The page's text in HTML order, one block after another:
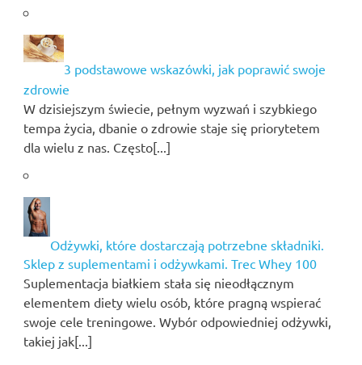
3 podstawowe wskazówki, jak poprawić swoje
zdrowie
W dzisiejszym świecie, pełnym wyzwań i szybkiego
tempa życia, dbanie o zdrowie staje się priorytetem
dla wielu z nas. Często[...]
Odżywki, które dostarczają potrzebne składniki.
Sklep z suplementami i odżywkami. Trec Whey 100
Suplementacja białkiem stała się nieodłącznym
elementem diety wielu osób, które pragną wspierać
swoje cele treningowe. Wybór odpowiedniej odżywki,
takiej jak[...]